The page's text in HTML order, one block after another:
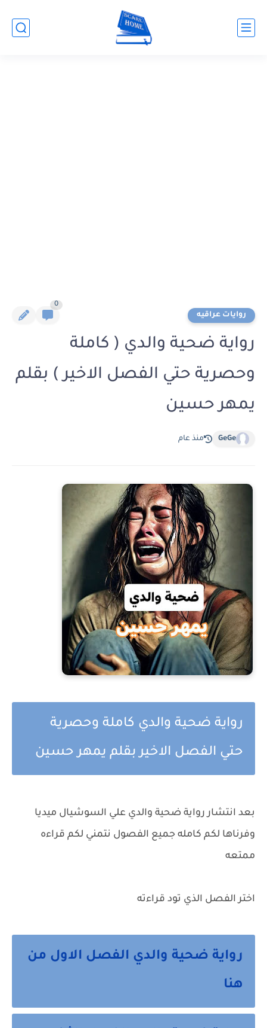
روايات عراقيه
0
رواية ضحية والدي ( كاملة
وحصرية حتي الفصل الاخير ) بقلم
يمهر حسين
GeGe منذ عام
رواية ضحية والدي كاملة وحصرية
حتي الفصل الاخير بقلم يمهر حسين
بعد انتشار رواية ضحية والدي علي السوشيال ميديا
وفرناها لكم كامله جميع الفصول نتمني لكم قراءه
ممتعه
اختر الفصل الذي تود قراءته
رواية ضحية والدي الفصل الاول من
هنا